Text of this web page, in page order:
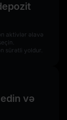
aktivlər əlavə
sürətli yoldur.
və